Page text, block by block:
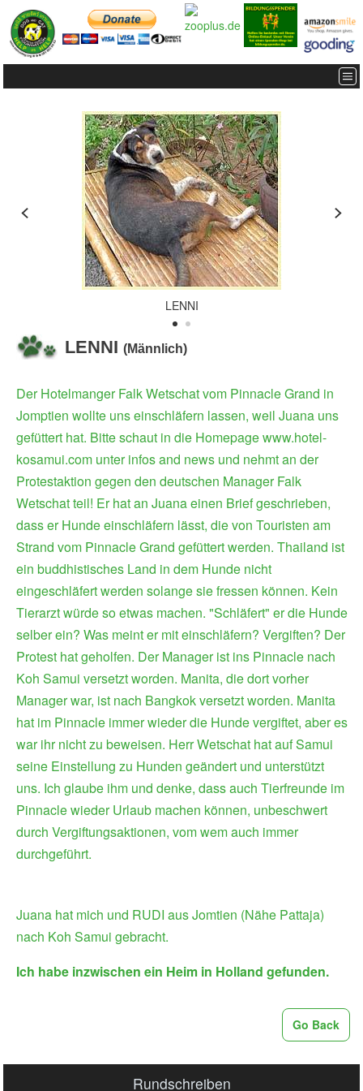
LENNI (Männlich)
Der Hotelmanger Falk Wetschat vom Pinnacle Grand in
Jomptien wollte uns einschläfern lassen, weil Juana uns
gefüttert hat. Bitte schaut in die Homepage www.hotel-
kosamui.com unter infos and news und nehmt an der
Protestaktion gegen den deutschen Manager Falk
Wetschat teil! Er hat an Juana einen Brief geschrieben,
dass er Hunde einschläfern lässt, die von Touristen am
Strand vom Pinnacle Grand gefüttert werden. Thailand ist
ein buddhistisches Land in dem Hunde nicht
eingeschläfert werden solange sie fressen können. Kein
Tierarzt würde so etwas machen. "Schläfert" er die Hunde
selber ein? Was meint er mit einschläfern? Vergiften? Der
Protest hat geholfen. Der Manager ist ins Pinnacle nach
Koh Samui versetzt worden. Manita, die dort vorher
Manager war, ist nach Bangkok versetzt worden. Manita
hat im Pinnacle immer wieder die Hunde vergiftet, aber es
war ihr nicht zu beweisen. Herr Wetschat hat auf Samui
seine Einstellung zu Hunden geändert und unterstützt
uns. Ich glaube ihm und denke, dass auch Tierfreunde im
Pinnacle wieder Urlaub machen können, unbeschwert
durch Vergiftungsaktionen, vom wem auch immer
durchgeführt.
Juana hat mich und RUDI aus Jomtien (Nähe Pattaja)
nach Koh Samui gebracht.
Ich habe inzwischen ein Heim in Holland gefunden.
Go Back
Rundschreiben